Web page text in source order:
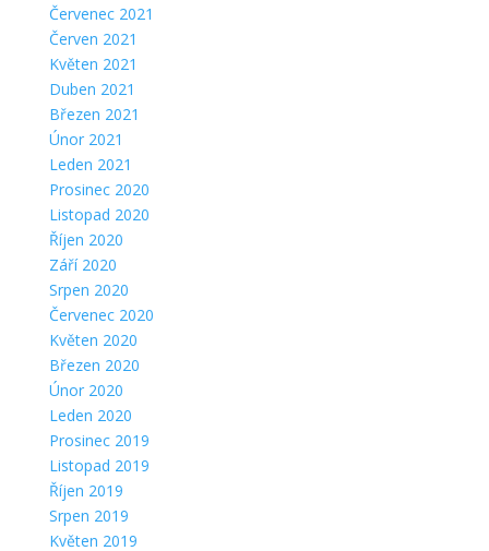
Červenec 2021
Červen 2021
Květen 2021
Duben 2021
Březen 2021
Únor 2021
Leden 2021
Prosinec 2020
Listopad 2020
Říjen 2020
Září 2020
Srpen 2020
Červenec 2020
Květen 2020
Březen 2020
Únor 2020
Leden 2020
Prosinec 2019
Listopad 2019
Říjen 2019
Srpen 2019
Květen 2019